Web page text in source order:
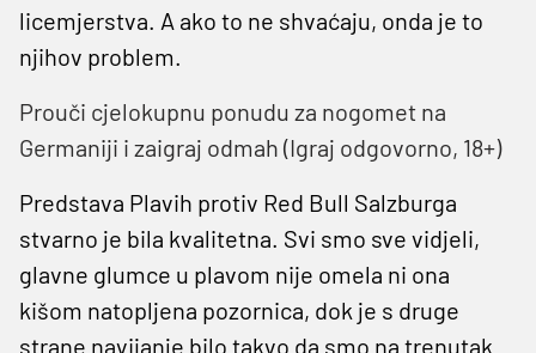
licemjerstva. A ako to ne shvaćaju, onda je to
njihov problem.
Prouči cjelokupnu ponudu za nogomet na
Germaniji i zaigraj odmah (Igraj odgovorno, 18+)
Predstava Plavih protiv Red Bull Salzburga
stvarno je bila kvalitetna. Svi smo sve vidjeli,
glavne glumce u plavom nije omela ni ona
kišom natopljena pozornica, dok je s druge
strane navijanje bilo takvo da smo na trenutak